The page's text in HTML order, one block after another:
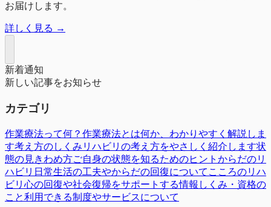
お届けします。
詳しく見る →
新着通知
新しい記事をお知らせ
カテゴリ
作業療法って何？ 作業療法とは何か、わかりやすく解説しま
す考え方のしくみ リハビリの考え方をやさしく紹介します状
態の見きわめ方ご自身の状態を知るためのヒント からだのリ
ハビリ 日常生活の工夫やからだの回復について こころのリハ
ビリ 心の回復や社会復帰をサポートする情報 しくみ・資格の
こと利用できる制度やサービスについて